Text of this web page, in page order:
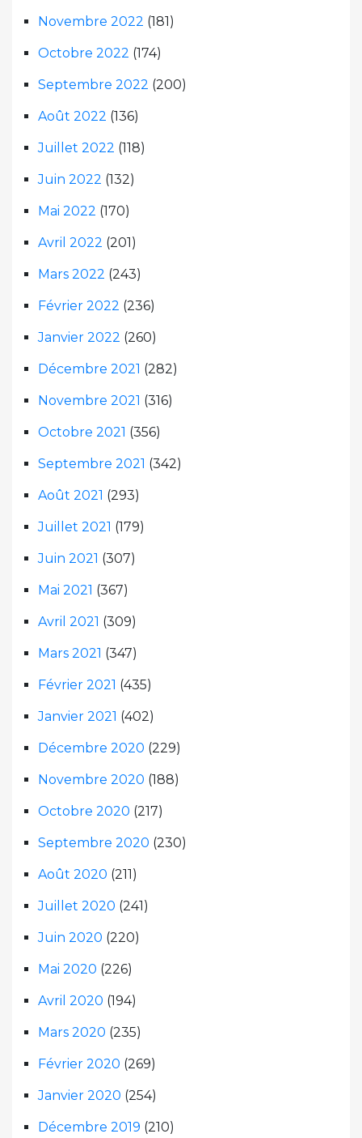
Novembre 2022 (181)
Octobre 2022 (174)
Septembre 2022 (200)
Août 2022 (136)
Juillet 2022 (118)
Juin 2022 (132)
Mai 2022 (170)
Avril 2022 (201)
Mars 2022 (243)
Février 2022 (236)
Janvier 2022 (260)
Décembre 2021 (282)
Novembre 2021 (316)
Octobre 2021 (356)
Septembre 2021 (342)
Août 2021 (293)
Juillet 2021 (179)
Juin 2021 (307)
Mai 2021 (367)
Avril 2021 (309)
Mars 2021 (347)
Février 2021 (435)
Janvier 2021 (402)
Décembre 2020 (229)
Novembre 2020 (188)
Octobre 2020 (217)
Septembre 2020 (230)
Août 2020 (211)
Juillet 2020 (241)
Juin 2020 (220)
Mai 2020 (226)
Avril 2020 (194)
Mars 2020 (235)
Février 2020 (269)
Janvier 2020 (254)
Décembre 2019 (210)